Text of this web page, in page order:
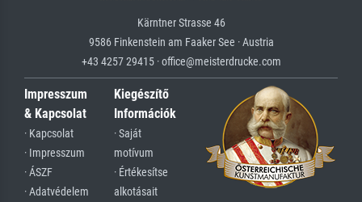
Kärntner Strasse 46
9586 Finkenstein am Faaker See · Austria
+43 4257 29415 · office@meisterdrucke.com
Impresszum
& Kapcsolat
· Kapcsolat
· Impresszum
· ÁSZF
· Adatvédelem
Kiegészítő
Információk
· Saját
motívum
· Értékesítse
alkotásait